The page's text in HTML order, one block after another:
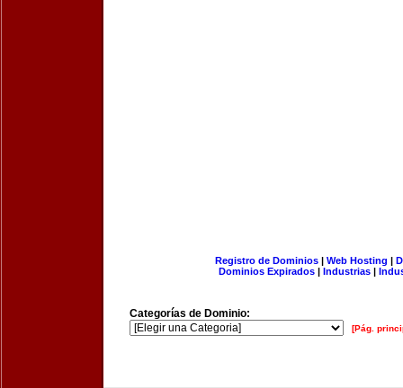
Registro de Dominios| Web Hosting |
Dominios Expirados | Industrias |
Categorías de Dominio:
[Pág.